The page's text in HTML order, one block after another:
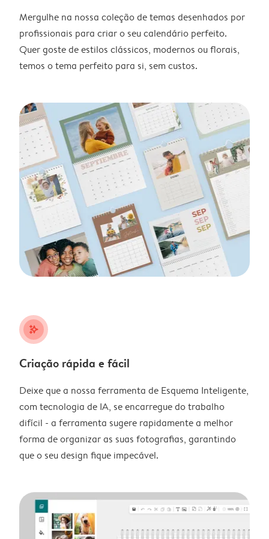
Mergulhe na nossa coleção de temas desenhados por
profissionais para criar o seu calendário perfeito.
Quer goste de estilos clássicos, modernos ou florais,
temos o tema perfeito para si, sem custos.
stars_plus
Criação rápida e fácil
Deixe que a nossa ferramenta de Esquema Inteligente,
com tecnologia de IA, se encarregue do trabalho
difícil - a ferramenta sugere rapidamente a melhor
forma de organizar as suas fotografias, garantindo
que o seu design fique impecável.